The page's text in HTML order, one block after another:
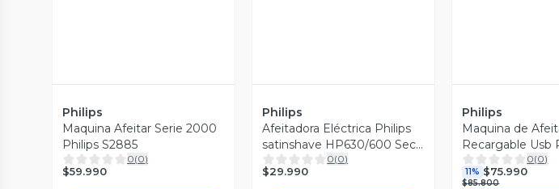
Philips
Maquina Afeitar Serie 2000
Philips S2885
0(0)
$59.990
Philips
Afeitadora Eléctrica Philips
satinshave HP630/600 Seco
Húmedo
0(0)
$29.990
Philips
Maquina de
Recargable Usb
0(0)
11% $75.990
$85.800